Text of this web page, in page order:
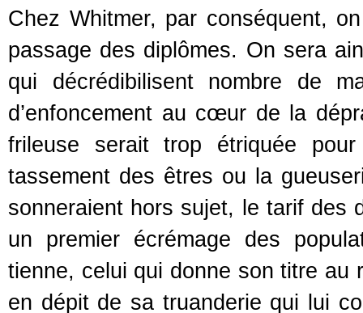
Chez Whitmer, par conséquent,
passage des diplômes. On sera
qui décrédibilisent nombre de
d’enfoncement au cœur de la
frileuse serait trop étriquée
tassement des êtres ou la
sonneraient hors sujet, le tarif des
un premier écrémage des
tienne, celui qui donne son titre au
en dépit de sa truanderie qui lui